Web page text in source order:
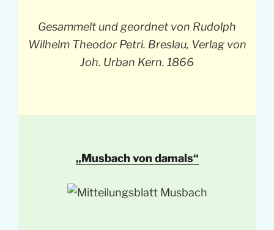
Gesammelt und geordnet von Rudolph
Wilhelm Theodor Petri. Breslau, Verlag von
Joh. Urban Kern. 1866
„Musbach von damals“